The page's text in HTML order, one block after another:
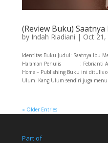
(Review Buku)
by Indah Riadiani | Oct 21,
Identitas Buku Judul:
Halaman Penulis : Febrianti
Home – Publishing Buku ini ditulis
Ulum. Kang Ulum sendiri juga
« Older Entries
Part of